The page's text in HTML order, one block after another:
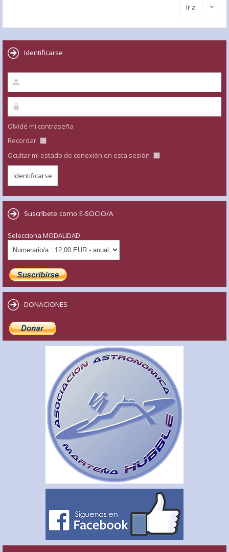
Ir a
Identificarse
Olvidé mi contraseña
Recordar
Ocultar mi estado de conexión en esta sesión
Suscríbete como E-SOCIO/A
Selecciona MODALIDAD
DONACIONES